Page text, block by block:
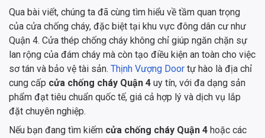
Qua bài viết, chúng ta đã cùng tìm hiểu về tầm quan trọng
của cửa chống cháy, đặc biệt tại khu vực đông dân cư như
Quận 4. Cửa thép chống cháy không chỉ giúp ngăn chặn sự
lan rộng của đám cháy mà còn tạo điều kiện an toàn cho việc
sơ tán và bảo vệ tài sản. Thịnh Vượng Door tự hào là địa chỉ
cung cấp cửa chống cháy Quận 4 uy tín, với đa dạng sản
phẩm đạt tiêu chuẩn quốc tế, giá cả hợp lý và dịch vụ lắp
đặt chuyên nghiệp.
Nếu bạn đang tìm kiếm cửa chống cháy Quận 4 hoặc các